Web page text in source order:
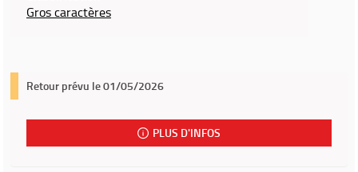
Gros caractères
Retour prévu le 01/05/2026
PLUS D'INFOS